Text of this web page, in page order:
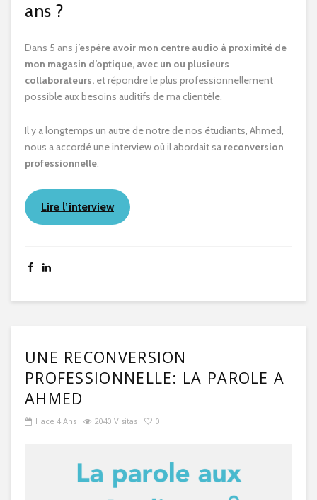
ans ?
Dans 5 ans j’espère avoir mon centre audio à proximité de
mon magasin d’optique, avec un ou plusieurs
collaborateurs, et répondre le plus professionnellement
possible aux besoins auditifs de ma clientèle.
Il y a longtemps un autre de notre de nos étudiants, Ahmed,
nous a accordé une interview où il abordait sa reconversion
professionnelle.
Lire l’interview
UNE RECONVERSION
PROFESSIONNELLE: LA PAROLE A
AHMED
Hace 4 Ans 2040 Visitas 0